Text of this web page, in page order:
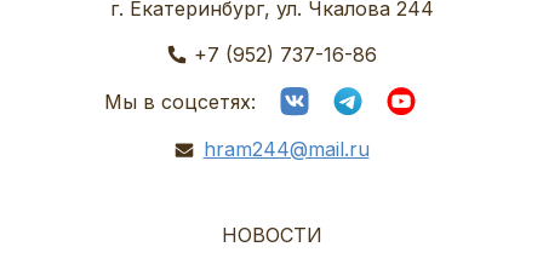
г. Екатеринбург, ул. Чкалова 244
+7 (952) 737-16-86
Мы в соцсетях:
hram244@mail.ru
НОВОСТИ